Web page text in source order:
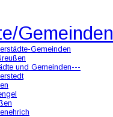
Gemeinden
Gemeinden
und Gemeinden---